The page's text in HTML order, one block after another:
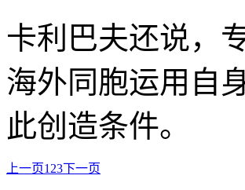
卡利巴夫还说，
海外同胞运用自
此创造条件。
上一页1 23下一页